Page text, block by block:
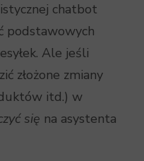
chatbot
podstawowych
Ale jeśli
złożone zmiany
itd.) w
się na asystenta